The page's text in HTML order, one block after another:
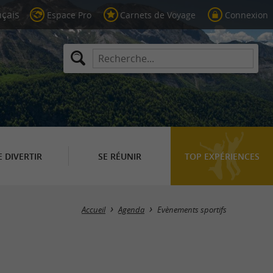
Espace Pro Carnets de Voyage Connexion
DIVERTIR SE RÉUNIR TOP EXPÉRIENCES
Masquer la carte
Accueil Agenda Evènements sportifs